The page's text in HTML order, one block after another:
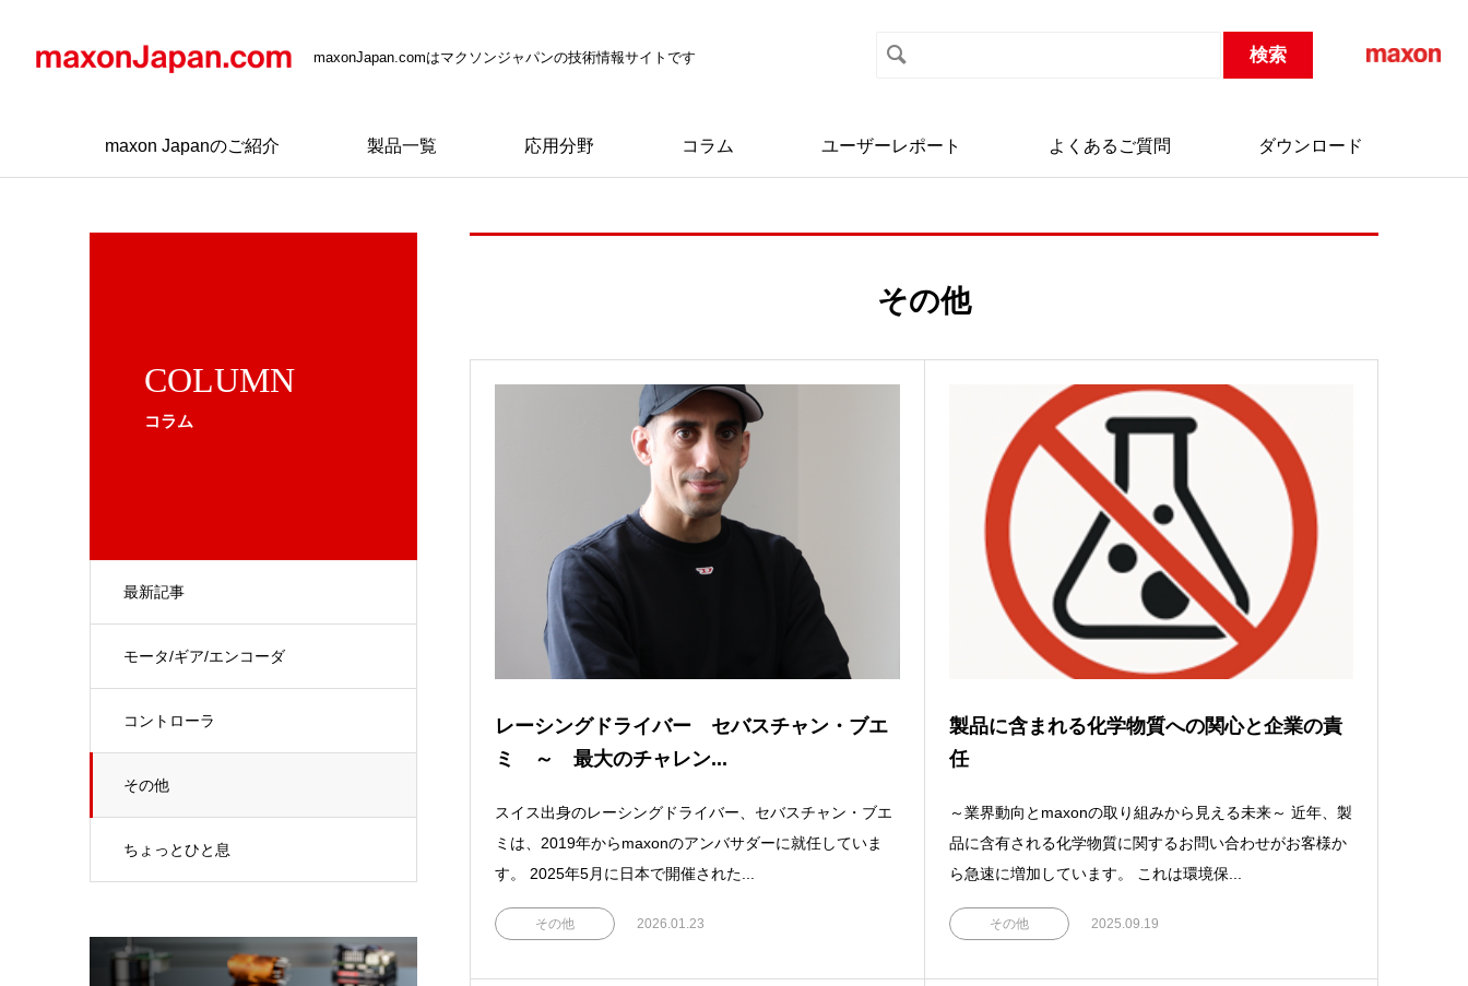
maxonJapan.comはマクソンジャパンの技術情報サイトです
maxon Japanのご紹介 製品一覧 応用分野 コラム ユーザーレポート よくあるご質問 ダウンロード
COLUMN
コラム
最新記事
モータ/ギア/エンコーダ
コントローラ
その他
ちょっとひと息
その他
レーシングドライバー セバスチャン・ブエ
ミ ～ 最大のチャレン...
スイス出身のレーシングドライバー、セバスチャン・ブエ
ミは、2019年からmaxonのアンバサダーに就任していま
す。 2025年5月に日本で開催された...
その他 2026.01.23
製品に含まれる化学物質への関心と企業の責
任
～業界動向とmaxonの取り組みから見える未来～ 近年、製
品に含有される化学物質に関するお問い合わせがお客様か
ら急速に増加しています。 これは環境保...
その他 2025.09.19